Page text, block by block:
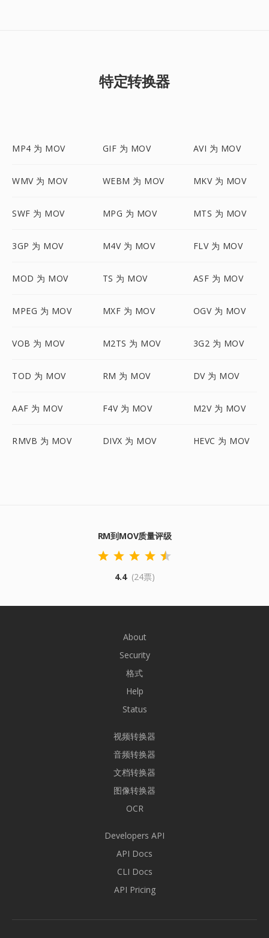
特定转换器
MP4 为 MOV GIF 为 MOV AVI 为 MOV
WMV 为 MOV WEBM 为 MOV MKV 为 MOV
SWF 为 MOV MPG 为 MOV MTS 为 MOV
3GP 为 MOV M4V 为 MOV FLV 为 MOV
MOD 为 MOV TS 为 MOV ASF 为 MOV
MPEG 为 MOV MXF 为 MOV OGV 为 MOV
VOB 为 MOV M2TS 为 MOV 3G2 为 MOV
TOD 为 MOV RM 为 MOV DV 为 MOV
AAF 为 MOV F4V 为 MOV M2V 为 MOV
RMVB 为 MOV DIVX 为 MOV HEVC 为 MOV
RM到MOV质量评级
4.4 (24票)
About
Security
格式
Help
Status
视频转换器
音频转换器
文档转换器
图像转换器
OCR
Developers API
API Docs
CLI Docs
API Pricing